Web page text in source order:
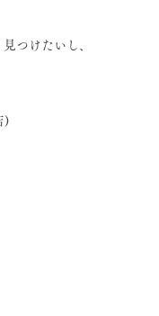
つけたいし、
)